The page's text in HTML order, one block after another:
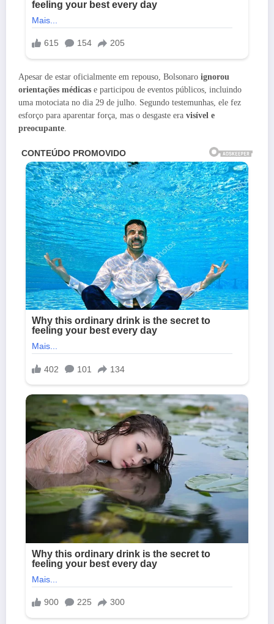
Apesar de estar oficialmente em repouso, Bolsonaro ignorou
orientações médicas e participou de eventos públicos, incluindo
uma motociata no dia 29 de julho. Segundo testemunhas, ele fez
esforço para aparentar força, mas o desgaste era visível e
preocupante.